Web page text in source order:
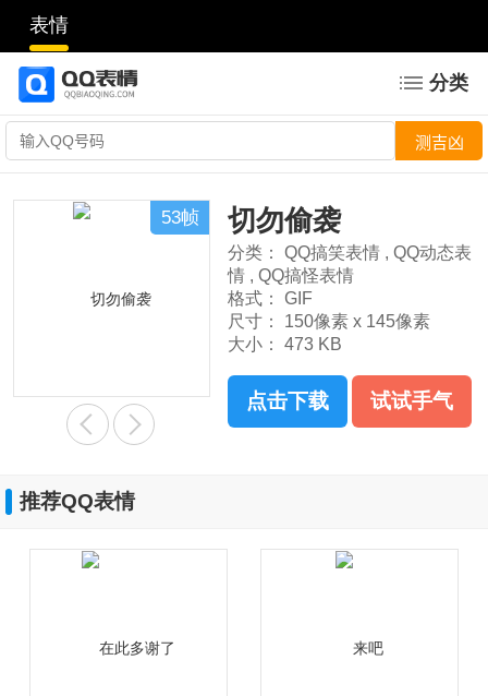
表情
分类
53帧 切勿偷袭
分类： QQ搞笑表情 , QQ动态表
情 , QQ搞怪表情
格式：
GIF
尺寸：
150像素 x 145像素
大小：
473 KB
点击下载 试试手气
推荐QQ表情